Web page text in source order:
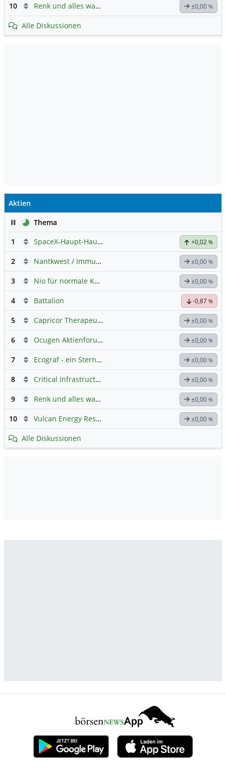
10 Renk und alles was dazugehört ±0,00 %
Alle Diskussionen
Aktien
PauseThema
1
SpaceX-Haupt-Hauptforum +0,02 %
2 Nantkwest / Immunitybio -> IBRX ±0,00 %
3 Nio für normale Kommunikation ±0,00 %
4 Battalion -0,87 %
5 Capricor Therapeutics ±0,00 %
6 Ocugen Aktienforum ±0,00 %
7 Ecograf - ein Stern am Graphithimmel ±0,00 %
8 Critical Infrastructure Technologies Hauptdiskussion
±0,00 %
9 Renk und alles was dazugehört ±0,00 %
10 Vulcan Energy Resources ±0,00 %
Alle Diskussionen